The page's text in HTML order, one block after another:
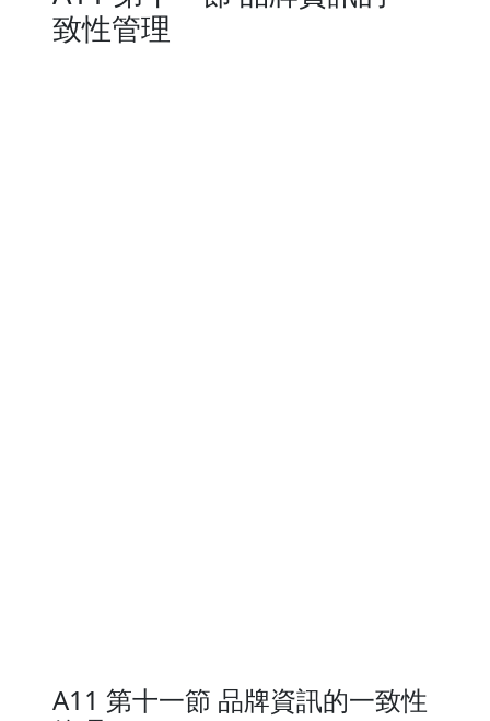
致性管理
A11 第十一節 品牌資訊的一致性